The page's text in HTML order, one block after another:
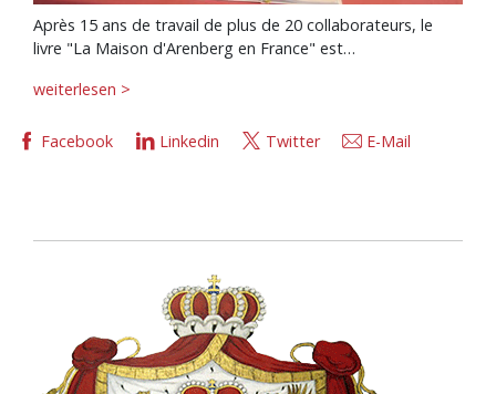
Après 15 ans de travail de plus de 20 collaborateurs, le
livre "La Maison d'Arenberg en France" est…
weiterlesen >
Facebook Linkedin Twitter E-Mail